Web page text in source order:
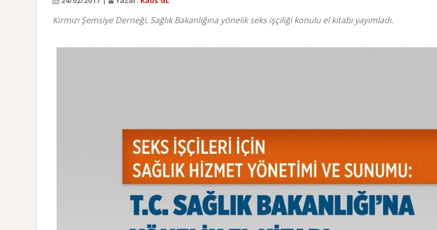
Kırmızı Şemsiye Derneği, Sağlık Bakanlığına yönelik seks işçiliği konulu el kitabı yayımladı.